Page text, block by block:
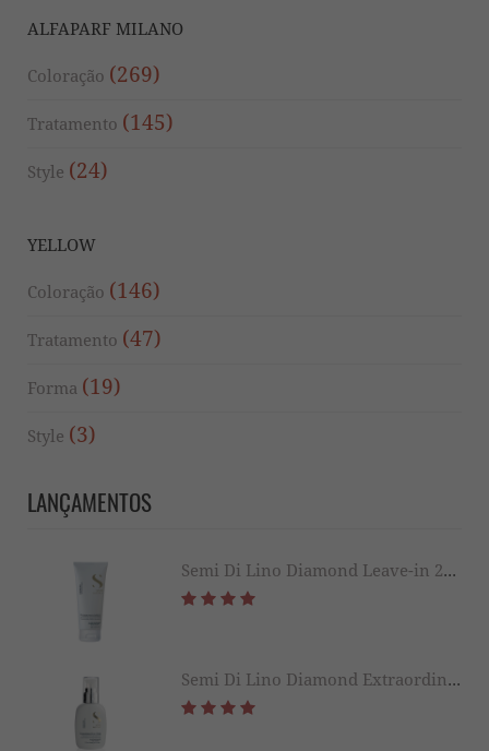
ALFAPARF MILANO
Coloração (269)
Tratamento (145)
Style (24)
YELLOW
Coloração (146)
Tratamento (47)
Forma (19)
Style (3)
LANÇAMENTOS
Semi Di Lino Diamond Leave-in 200ml
Semi Di Lino Diamond Extraordinary All in 1 Fluid 125ML